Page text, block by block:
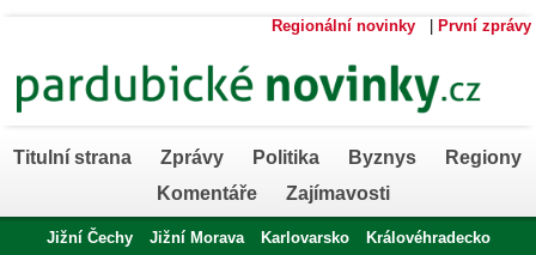
Regionální novinky První zprávy
Titulní strana Zprávy Politika Byznys
Regiony
Komentáře
Zajímavosti
Jižní Čechy Jižní Morava Karlovarsko
Královéhradecko